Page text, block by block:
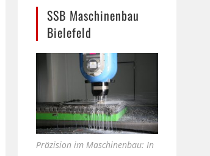
SSB Maschinenbau
Bielefeld
Präzision im Maschinenbau: In